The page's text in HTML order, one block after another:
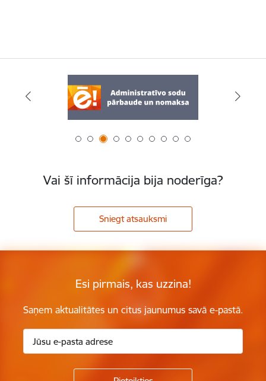
Vai šī informācija bija noderīga?
Sniegt atsauksmi
Esi pirmais, kas uzzina!
Saņem aktualitātes un citus jaunumus savā e-pastā.